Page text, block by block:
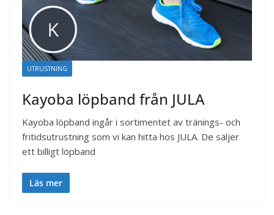
UTRUSTNING
Kayoba löpband från JULA
Kayoba löpband ingår i sortimentet av tränings- och
fritidsutrustning som vi kan hitta hos JULA. De säljer
ett billigt löpband
Läs mer